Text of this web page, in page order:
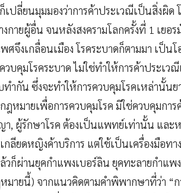
เปลี่ยนมุมมองว่าการค้าประเวณีเป็นสิ่งผิด
กายผู้อื่น จนหลังสงครามโลกครั้งที่ 1 เยอ
ศจึงเกลื่อนเมือง โรคระบาดก็ตามมา เป็
วบคุมโรคระบาด ไม่ใช่ทำให้การค้าประเ
ทำกัน ซึ่งจะทำให้การควบคุมโรคเหล่านั้น
หมายเพื่อการควบคุมโรค มิใช่ควบคุมกา
า, ผู้รักษาโรค ต้องเป็นแพทย์เท่านั้น แล
กลียดหญิงค้าบริการ แต่ใช้เป็นเครื่องมือท
วก็ผ่านยุคกำแพงเบอร์ลิน ยุคทะลายกำแ
มายนี้) จากแนวคิดตามคำพิพากษาที่ว่า